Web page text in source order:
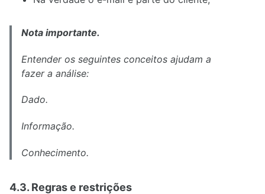
Nota importante.
Entender os seguintes conceitos ajudam a
fazer a análise:
Dado.
Informação.
Conhecimento.
4.3. Regras e restrições